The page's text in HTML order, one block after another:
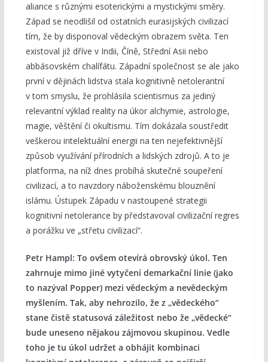
aliance s různými esoterickými a mystickými směry.
Západ se neodlišil od ostatních eurasijských civilizací
tím, že by disponoval vědeckým obrazem světa. Ten
existoval již dříve v Indii, Číně, Střední Asii nebo
abbásovském chalífátu. Západní společnost se ale jako
první v dějinách lidstva stala kognitivně netolerantní
v tom smyslu, že prohlásila scientismus za jediný
relevantní výklad reality na úkor alchymie, astrologie,
magie, věštění či okultismu. Tím dokázala soustředit
veškerou intelektuální energii na ten nejefektivnější
způsob využívání přírodních a lidských zdrojů. A to je
platforma, na níž dnes probíhá skutečné soupeření
civilizací, a to navzdory náboženskému blouznění
islámu. Ústupek Západu v nastoupené strategii
kognitivní netolerance by představoval civilizační regres
a porážku ve „střetu civilizací“.
Petr Hampl: To ovšem otevírá obrovský úkol. Ten
zahrnuje mimo jiné vytyčení demarkační linie (jako
to nazýval Popper) mezi vědeckým a nevědeckým
myšlením. Tak, aby nehrozilo, že z „vědeckého“
stane čistě statusová záležitost nebo že „vědecké“
bude uneseno nějakou zájmovou skupinou. Vedle
toho je tu úkol udržet a obhájit kombinaci